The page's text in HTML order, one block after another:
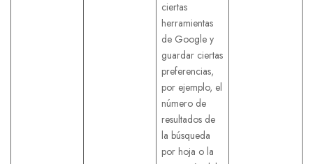
ciertas
herramientas
de Google y
guardar ciertas
preferencias,
por ejemplo, el
número de
resultados de
la búsqueda
por hoja o la